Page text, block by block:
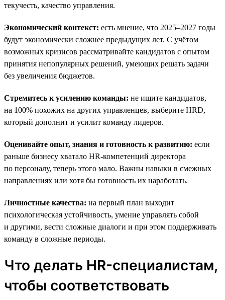
текучесть, качество управления.
Экономический контекст: есть мнение, что 2025–2027 годы
будут экономически сложнее предыдущих лет. С учётом
возможных кризисов рассматривайте кандидатов с опытом
принятия непопулярных решений, умеющих решать задачи
без увеличения бюджетов.
Стремитесь к усилению команды: не ищите кандидатов,
на 100% похожих на других управленцев, выберите HRD,
который дополнит и усилит команду лидеров.
Оценивайте опыт, знания и готовность к развитию: если
раньше бизнесу хватало HR-компетенций директора
по персоналу, теперь этого мало. Важны навыки в смежных
направлениях или хотя бы готовность их наработать.
Личностные качества: на первый план выходит
психологическая устойчивость, умение управлять собой
и другими, вести сложные диалоги и при этом поддерживать
команду в сложные периоды.
Что делать HR-специалистам,
чтобы соответствовать